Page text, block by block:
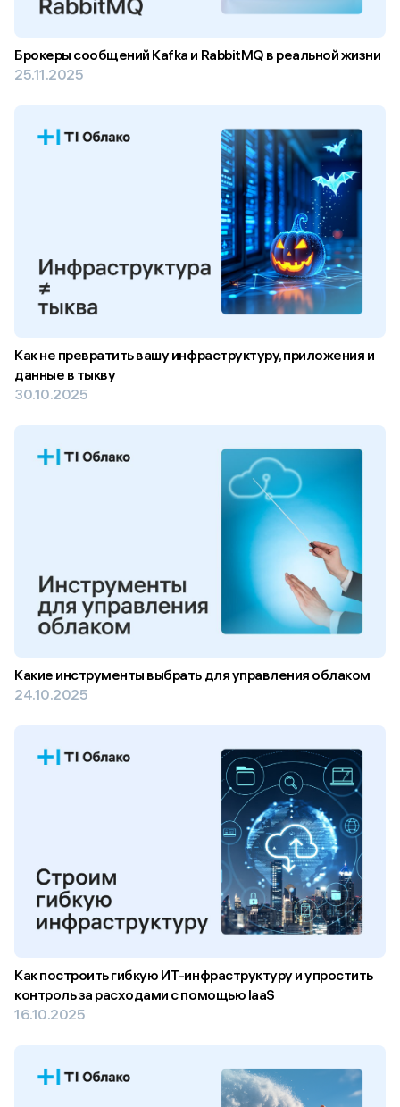
Брокеры сообщений Kafka и RabbitMQ в реальной жизни
25.11.2025
Как не превратить вашу инфраструктуру, приложения и
данные в тыкву
30.10.2025
Какие инструменты выбрать для управления облаком
24.10.2025
Как построить гибкую ИТ-инфраструктуру и упростить
контроль за расходами с помощью IaaS
16.10.2025